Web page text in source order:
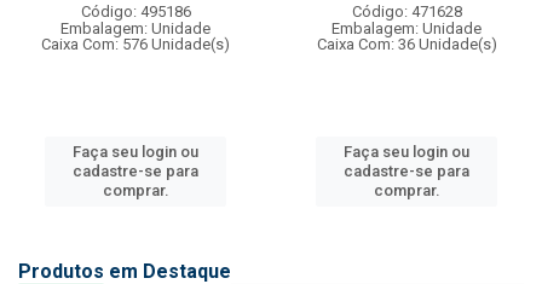
Código: 495186
Embalagem: Unidade
Caixa Com: 576 Unidade(s)
Faça seu login ou
cadastre-se para
comprar.
Código: 471628
Embalagem: Unidade
Caixa Com: 36 Unidade(s)
Faça seu login ou
cadastre-se para
comprar.
Produtos em Destaque